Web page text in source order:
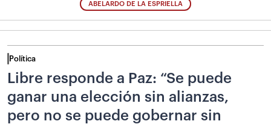
ABELARDO DE LA ESPRIELLA
Política
Libre responde a Paz: “Se puede
ganar una elección sin alianzas,
pero no se puede gobernar sin